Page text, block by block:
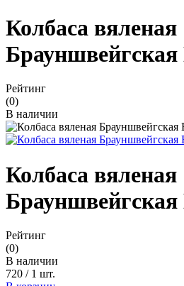
Колбаса вяленая
Брауншвейгская
Рейтинг
(0)
В наличии
Колбаса вяленая
Брауншвейгская
Рейтинг
(0)
В наличии
720 / 1 шт.